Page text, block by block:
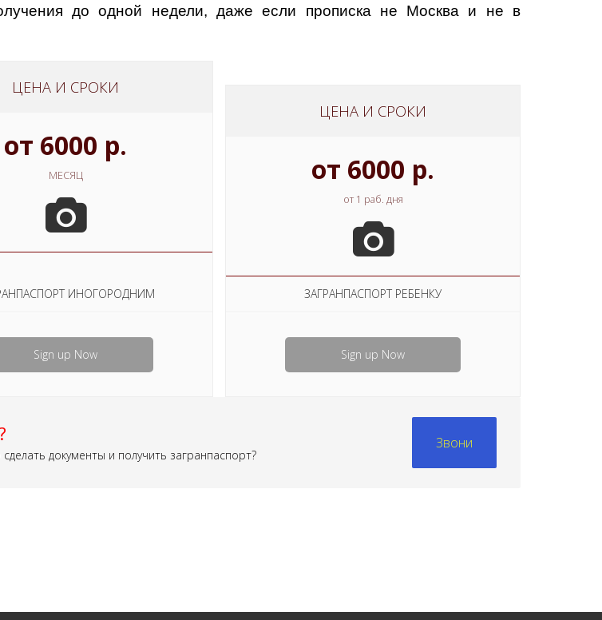
до одной недели, даже если прописка не Москва и не в
ЦЕНА И СРОКИ
от 6000 р.
МЕСЯЦ
ИНОГОРОДНИМ
Sign up Now
ЦЕНА И СРОКИ
от 6000 р.
от 1 раб. дня
ЗАГРАНПАСПОРТ РЕБЕНКУ
Sign up Now
документы и получить загранпаспорт?
Звони